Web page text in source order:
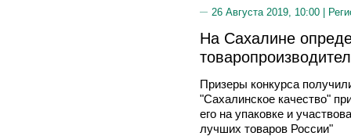
26 Августа 2019, 10:00 |
На Сахалине
Призеры конкурса
"Сахалинское качество"
его на упаковке и
лучших товаров России"